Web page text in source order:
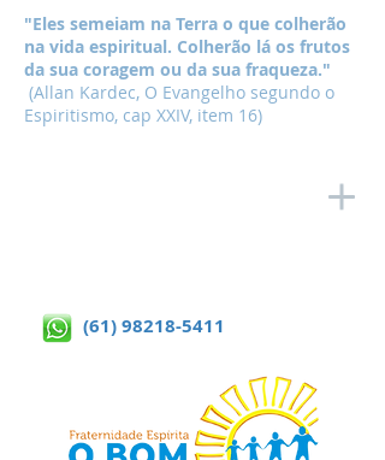
(61) 98218-5411
"Eles semeiam na Terra o que colherão
na vida espiritual. Colherão lá os frutos
da sua coragem ou da sua fraqueza."
(Allan Kardec, O Evangelho segundo o
Espiritismo, cap XXIV, item 16)